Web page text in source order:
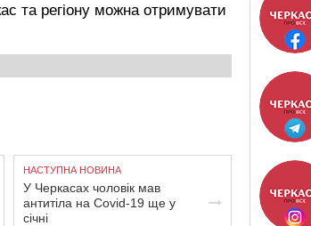
та регіону можна отримувати
НАСТУПНА НОВИНА
У Черкасах чоловік мав
антитіла на Covid-19 ще у
січні